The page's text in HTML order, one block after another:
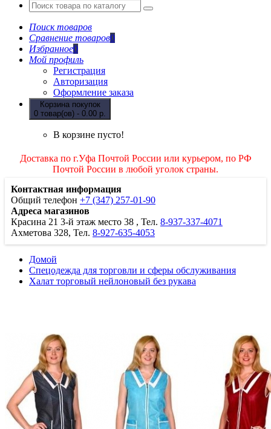
Поиск товаров
Сравнение товаров0
Избранное0
Мой профиль
Регистрация
Авторизация
Оформление заказа
Корзина покупок
0 товар(ов) - 0.00 р.
В корзине пусто!
Доставка по г.Уфа Почтой России или курьером, по РФ
Почтой России в любой уголок страны.
Контактная информация
Общий телефон +7 (347) 257-01-90
Адреса магазинов
Красина 21 3-й этаж место 38 , Тел. 8-937-337-4071
Ахметова 328, Тел. 8-927-635-4053
Домой
Спецодежда для торговли и сферы обслуживания
Халат торговый нейлоновый без рукава